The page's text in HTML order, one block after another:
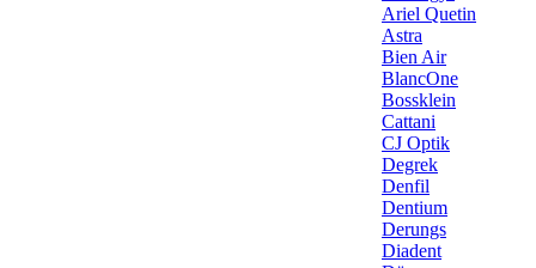
Ariel Quetin
Astra
Bien Air
BlancOne
Bossklein
Cattani
CJ Optik
Degrek
Denfil
Dentium
Derungs
Diadent